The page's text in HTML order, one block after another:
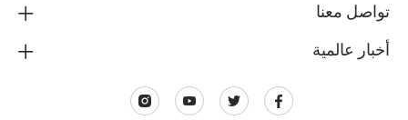
تواصل معنا
أخبار عالمية